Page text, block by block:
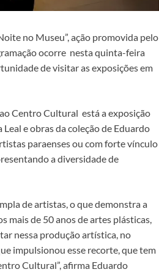
no Museu”, ação promovida pelo
ocorre nesta quinta-feira
de visitar as exposições em
Centro Cultural está a exposição
e obras da coleção de Eduardo
paraenses ou com forte vínculo
a diversidade de
de artistas, o que demonstra a
mais de 50 anos de artes plásticas,
nessa produção artística, no
impulsionou esse recorte, que tem
Cultural”, afirma Eduardo